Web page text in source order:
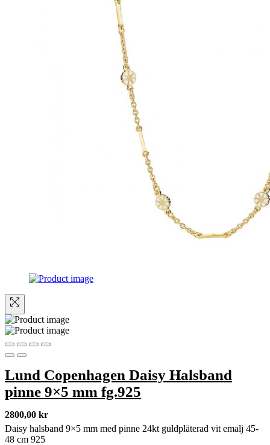
Lund Copenhagen Daisy Halsband
pinne 9×5 mm fg.925
2800,00 kr
Daisy halsband 9×5 mm med pinne 24kt guldpläterad vit emalj 45-
48 cm 925